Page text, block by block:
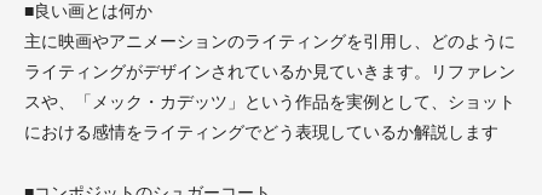
■良い画とは何か
主に映画やアニメーションのライティングを引用し、どのように
ライティングがデザインされているか見ていきます。リファレン
スや、「メック・カデッツ」という作品を実例として、ショット
における感情をライティングでどう表現しているか解説します